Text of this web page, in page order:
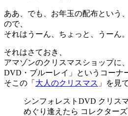
ああ、でも、お年玉の配布という
ので、
それはうーん、ちょっと、うーん。
それはさておき、
アマゾンのクリスマスショップに
DVD・ブルーレイ」というコーナ
そこの「 大人のクリスマス 」を見
シンフォレストDVD クリス
めぐり逢えたら コレクター